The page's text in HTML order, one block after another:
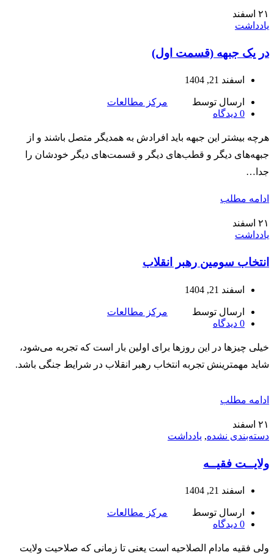
۲۱ اسفند
یادداشت
در یک جبهه (قسمت اول)
اسفند 21, 1404
ارسال توسط
مرکز مطالعات
0 دیدگاه
هرچه بیشتر این جبهه باید افرادش به همدیگر متصل باشند و از
جبهه‌های دیگر و قطب‌های دیگر و قسمت‌های دیگر خودشان را
جدا…
ادامه مطلب
۲۱ اسفند
یادداشت
انتخاب سومین رهبر انقلاب
اسفند 21, 1404
ارسال توسط
مرکز مطالعات
0 دیدگاه
خیلی چیزها در این روزها برای اولین بار است که تجربه می‌شود،
شاید مهمترینش تجربه انتخاب رهبر انقلاب در شرایط جنگی باشد.
ادامه مطلب
۲۱ اسفند
دسته‌بندی نشده, یادداشت
ولایــت فقیــه
اسفند 21, 1404
ارسال توسط
مرکز مطالعات
0 دیدگاه
ولی فقیه مادام الصلاحیه است یعنی تا زمانی که صلاحیت ولایت